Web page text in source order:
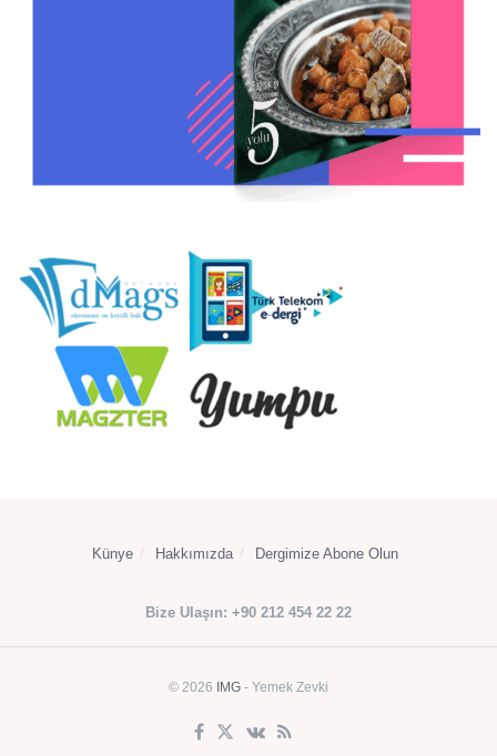
Künye Hakkımızda Dergimize Abone Olun
Bize Ulaşın: +90 212 454 22 22
© 2026 IMG - Yemek Zevki